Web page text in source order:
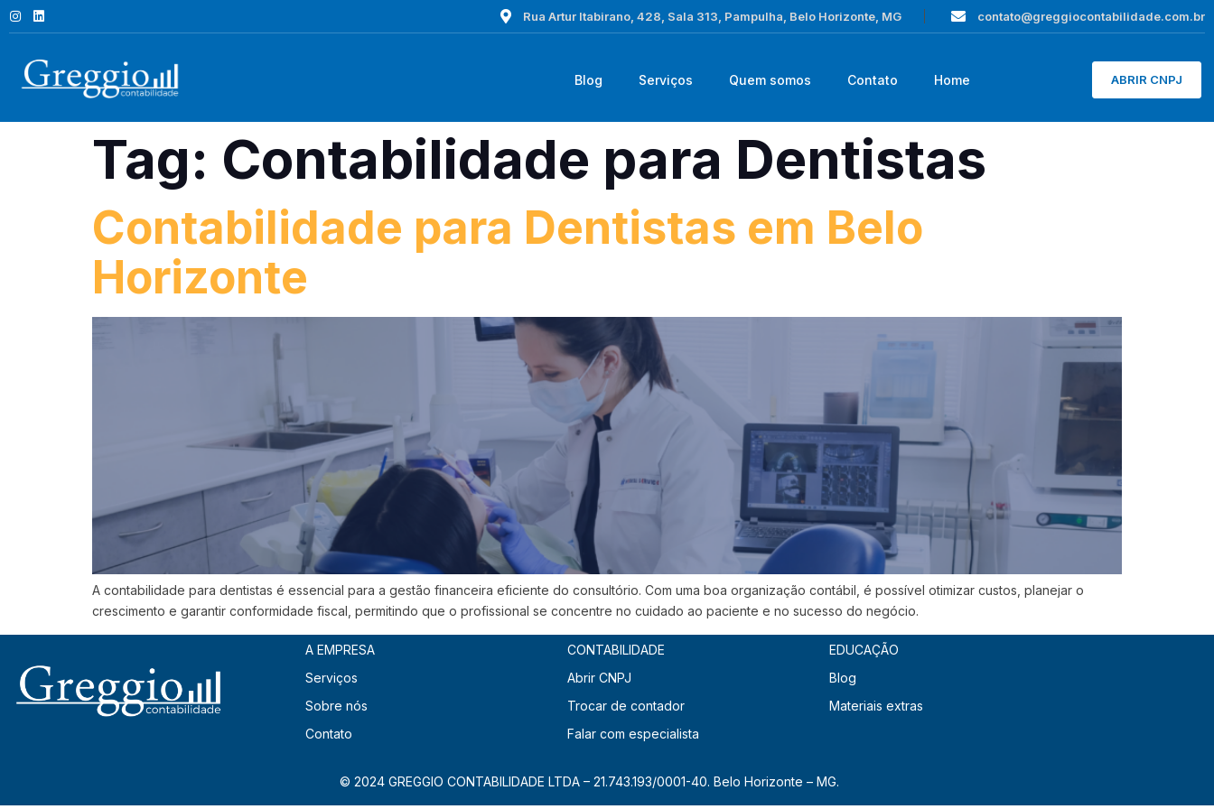
Rua Artur Itabirano, 428, Sala 313, Pampulha, Belo Horizonte, MG contato@greggiocontabilidade.com.br
Blog Serviços Quem somos Contato Home ABRIR CNPJ
Tag: Contabilidade para Dentistas
Contabilidade para Dentistas em Belo
Horizonte
A contabilidade para dentistas é essencial para a gestão financeira eficiente do consultório. Com uma boa organização contábil, é possível otimizar custos, planejar o
crescimento e garantir conformidade fiscal, permitindo que o profissional se concentre no cuidado ao paciente e no sucesso do negócio.
A EMPRESA
Serviços
Sobre nós
Contato
CONTABILIDADE
Abrir CNPJ
Trocar de contador
Falar com especialista
EDUCAÇÃO
Blog
Materiais extras
© 2024 GREGGIO CONTABILIDADE LTDA – 21.743.193/0001-40. Belo Horizonte – MG.